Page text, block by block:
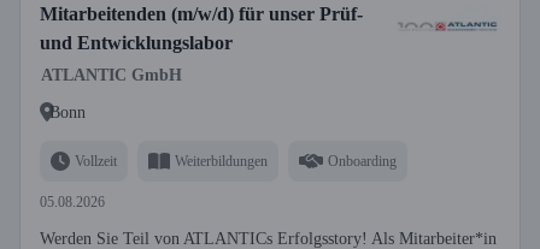
Mitarbeitenden (m/w/d) für unser Prüf-
und Entwicklungslabor
ATLANTIC GmbH
Bonn
Vollzeit Weiterbildungen Onboarding
05.08.2026
Werden Sie Teil von ATLANTICs Erfolgsstory! Als Mitarbeiter*in